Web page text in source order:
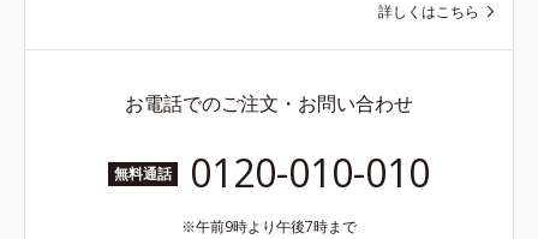
詳しくはこちら
お電話でのご注文・お問い合わせ
無料通話 0120-010-010
午前9時より午後7時まで